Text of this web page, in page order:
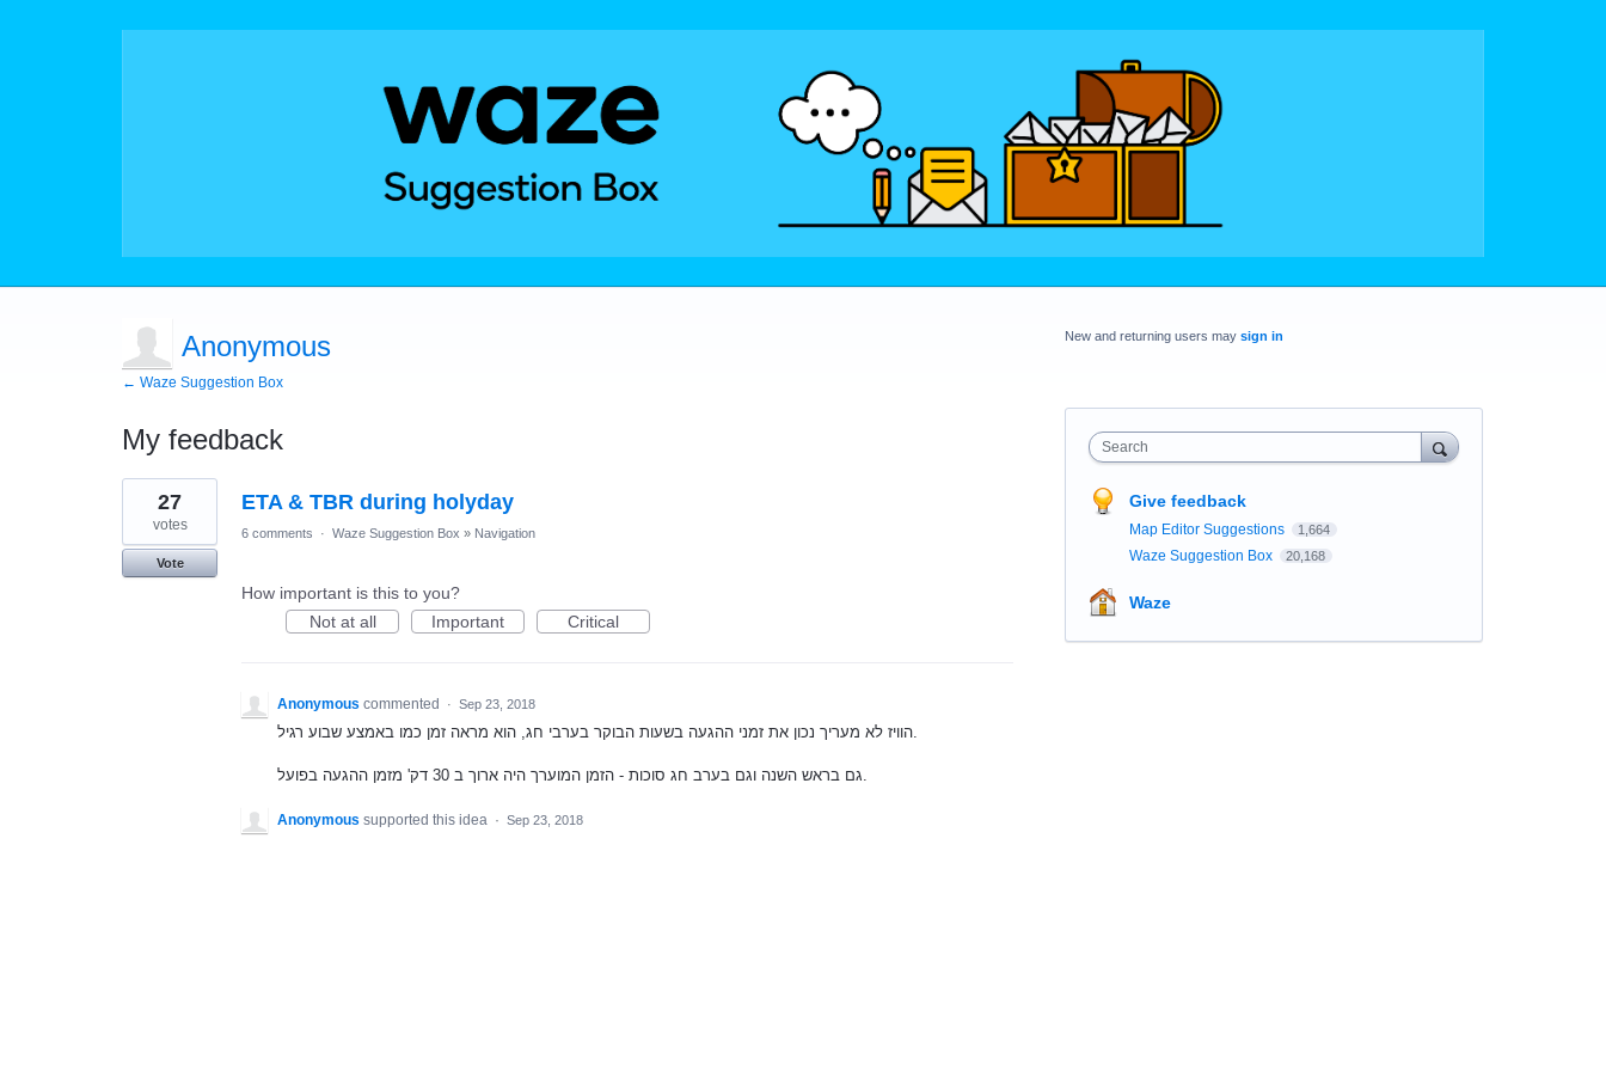
Anonymous
← Waze Suggestion Box
My feedback
1
result
found
ETA & TBR during holyday
27
votes
Vote
6 comments · Waze Suggestion Box » Navigation
How important is this to you?
Not at all
Important Critical
Anonymous commented · Sep 23, 2018
הוויז לא מעריך נכון את זמני ההגעה בשעות הבוקר בערבי חג, הוא מראה זמן כמו באמצע שבוע רגיל.
גם בראש השנה וגם בערב חג סוכות - הזמן המוערך היה ארוך ב 30 דק' מזמן ההגעה בפועל.
Anonymous supported this idea · Sep 23, 2018
New and returning users may sign in
Search
Give feedback
Map Editor Suggestions 1,664
Waze Suggestion Box 20,168
Waze